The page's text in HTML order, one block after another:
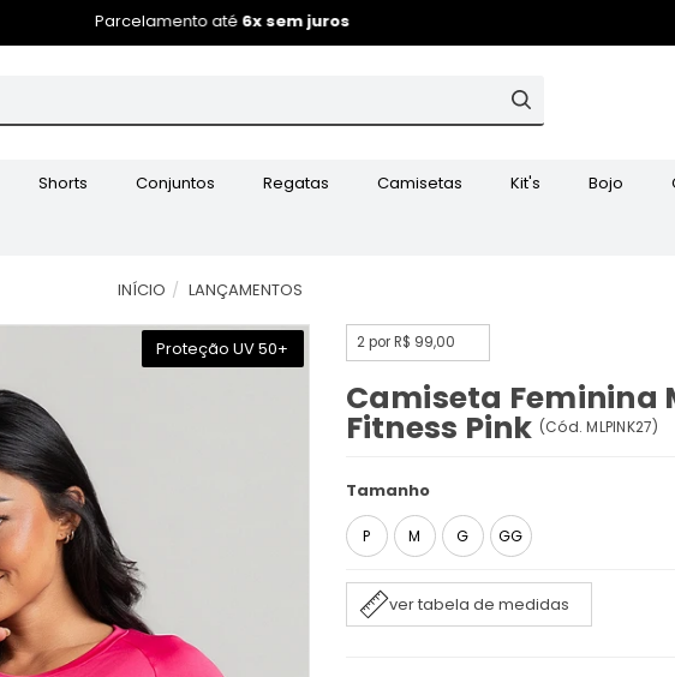
Parcelamento até6x sem juros
Shorts Conjuntos Regatas Camisetas Kit's Bojo
INÍCIO LANÇAMENTOS
Proteção UV 50+ 2 por R$ 99,00
Camiseta Feminina
Fitness Pink (Cód.MLPINK27)
Tamanho
P M G GG
ver tabela de medidas